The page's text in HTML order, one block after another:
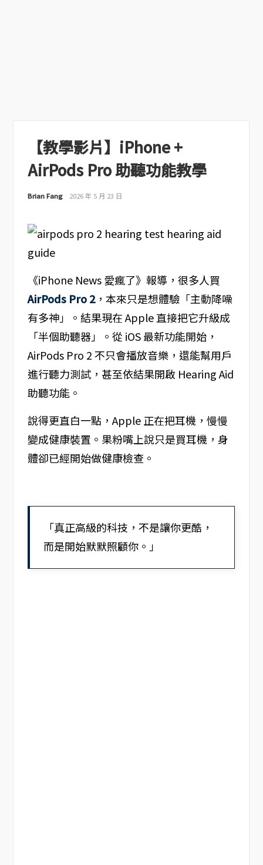
【教學影片】iPhone +
AirPods Pro 助聽功能教學
Brian Fang 2026 年 5 月 23 日
《iPhone News 愛瘋了》報導，很多人買
AirPods Pro 2，本來只是想體驗「主動降噪
有多神」。結果現在 Apple 直接把它升級成
「半個助聽器」。從 iOS 最新功能開始，
AirPods Pro 2 不只會播放音樂，還能幫用戶
進行聽力測試，甚至依結果開啟 Hearing Aid
助聽功能。
說得更直白一點，Apple 正在把耳機，慢慢
變成健康裝置。果粉嘴上說只是買耳機，身
體卻已經開始做健康檢查。
「真正高級的科技，不是讓你更酷，
而是開始默默照顧你。」